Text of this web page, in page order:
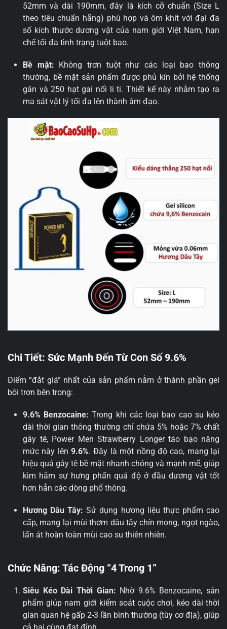
52mm và dài 190mm, đây là kích cỡ chuẩn (Size L
theo tiêu chuẩn hãng) phù hợp và ôm khít với đại đa
số kích thước dương vật của nam giới Việt Nam, hạn
chế tối đa tình trạng tuột bao.
Bề mặt: Không trơn tuột như các loại bao thông
thường, bề mặt sản phẩm được phủ kín bởi hệ thống
gân và 250 hạt gai nổi li ti. Thiết kế này nhằm tạo ra
ma sát vật lý tối đa lên thành âm đạo.
Chi Tiết: Sức Mạnh Đến Từ Con Số 9.6%
Điểm “đắt giá” nhất của sản phẩm nằm ở thành phần gel
bôi trơn bên trong:
9.6% Benzocaine: Trong khi các loại bao cao su kéo
dài thời gian thông thường chỉ chứa 5% hoặc 7% chất
gây tê, Power Men Strawberry Longer táo bạo nâng
mức này lên9.6%. Đây là một nồng độ cao, mang lại
hiệu quả gây tê bề mặt nhanh chóng và mạnh mẽ, giúp
kìm hãm sự hưng phấn quá độ ở đầu dương vật tốt
hơn hẳn các dòng phổ thông.
Hương Dâu Tây: Sử dụng hương liệu thực phẩm cao
cấp, mang lại mùi thơm dâu tây chín mọng, ngọt ngào,
lấn át hoàn toàn mùi cao su thiên nhiên.
Chức Năng: Tác Động “4 Trong 1”
Siêu Kéo Dài Thời Gian: Nhờ 9.6% Benzocaine, sản
phẩm giúp nam giới kiểm soát cuộc chơi, kéo dài thời
gian quan hệ gấp 2-3 lần bình thường (tùy cơ địa), giúp
cả hai cùng đạt đỉnh.